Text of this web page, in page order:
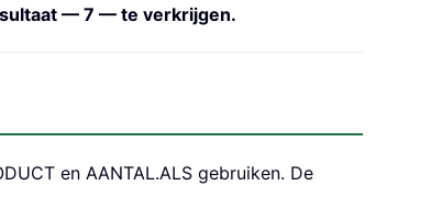
— 7 — te verkrijgen.
en AANTAL.ALS gebruiken. De